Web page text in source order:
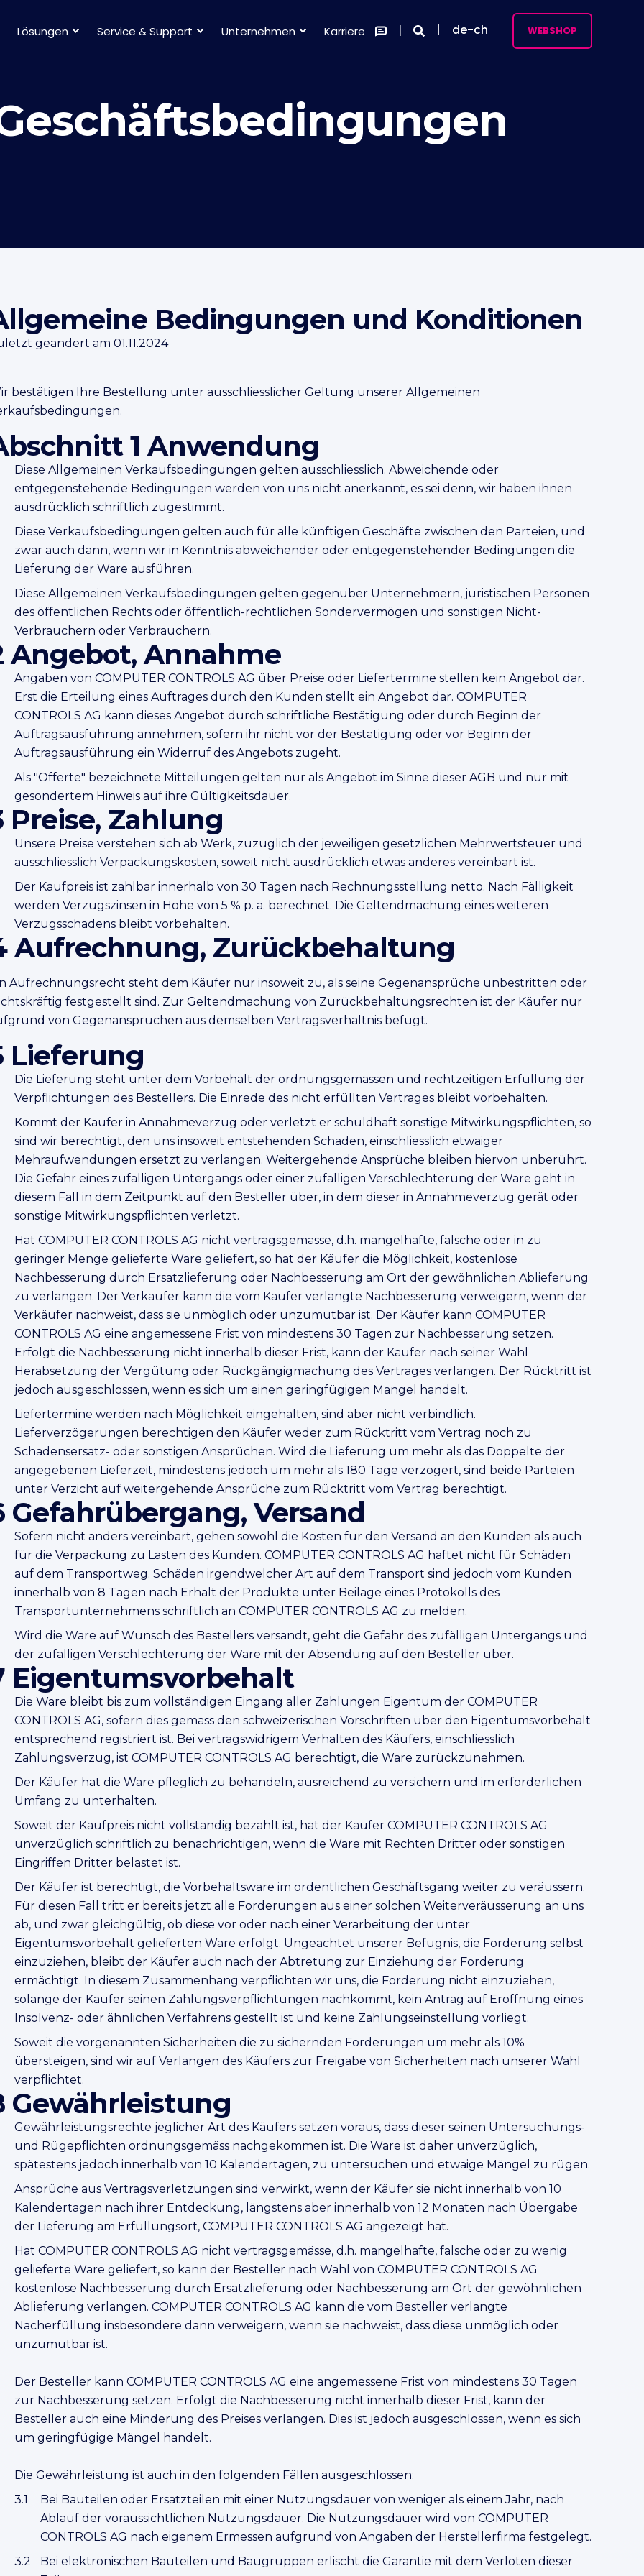
Lösungen Service & Support Unternehmen Karriere de-ch WEBSHOP
Bedingungen und Konditionen
geändert am 01.11.2024
bestätigen Ihre Bestellung unter ausschliesslicher Geltung unserer Allgemeinen
1 Anwendung
Diese Allgemeinen Verkaufsbedingungen gelten ausschliesslich. Abweichende oder
entgegenstehende Bedingungen werden von uns nicht anerkannt, es sei denn, wir haben ihnen
ausdrücklich schriftlich zugestimmt.
Diese Verkaufsbedingungen gelten auch für alle künftigen Geschäfte zwischen den Parteien, und
zwar auch dann, wenn wir in Kenntnis abweichender oder entgegenstehender Bedingungen die
Lieferung der Ware ausführen.
Diese Allgemeinen Verkaufsbedingungen gelten gegenüber Unternehmern, juristischen Personen
des öffentlichen Rechts oder öffentlich-rechtlichen Sondervermögen und sonstigen Nicht-
Verbrauchern oder Verbrauchern.
Angebot, Annahme
Angaben von COMPUTER CONTROLS AG über Preise oder Liefertermine stellen kein Angebot dar.
Erst die Erteilung eines Auftrages durch den Kunden stellt ein Angebot dar. COMPUTER
CONTROLS AG kann dieses Angebot durch schriftliche Bestätigung oder durch Beginn der
Auftragsausführung annehmen, sofern ihr nicht vor der Bestätigung oder vor Beginn der
Auftragsausführung ein Widerruf des Angebots zugeht.
Als "Offerte" bezeichnete Mitteilungen gelten nur als Angebot im Sinne dieser AGB und nur mit
gesondertem Hinweis auf ihre Gültigkeitsdauer.
Preise, Zahlung
Unsere Preise verstehen sich ab Werk, zuzüglich der jeweiligen gesetzlichen Mehrwertsteuer und
ausschliesslich Verpackungskosten, soweit nicht ausdrücklich etwas anderes vereinbart ist.
Der Kaufpreis ist zahlbar innerhalb von 30 Tagen nach Rechnungsstellung netto. Nach Fälligkeit
werden Verzugszinsen in Höhe von 5 % p. a. berechnet. Die Geltendmachung eines weiteren
Verzugsschadens bleibt vorbehalten.
Aufrechnung, Zurückbehaltung
Aufrechnungsrecht steht dem Käufer nur insoweit zu, als seine Gegenansprüche unbestritten oder
festgestellt sind. Zur Geltendmachung von Zurückbehaltungsrechten ist der Käufer nur
von Gegenansprüchen aus demselben Vertragsverhältnis befugt.
Lieferung
Die Lieferung steht unter dem Vorbehalt der ordnungsgemässen und rechtzeitigen Erfüllung der
Verpflichtungen des Bestellers. Die Einrede des nicht erfüllten Vertrages bleibt vorbehalten.
Kommt der Käufer in Annahmeverzug oder verletzt er schuldhaft sonstige Mitwirkungspflichten, so
sind wir berechtigt, den uns insoweit entstehenden Schaden, einschliesslich etwaiger
Mehraufwendungen ersetzt zu verlangen. Weitergehende Ansprüche bleiben hiervon unberührt.
Die Gefahr eines zufälligen Untergangs oder einer zufälligen Verschlechterung der Ware geht in
diesem Fall in dem Zeitpunkt auf den Besteller über, in dem dieser in Annahmeverzug gerät oder
sonstige Mitwirkungspflichten verletzt.
Hat COMPUTER CONTROLS AG nicht vertragsgemässe, d.h. mangelhafte, falsche oder in zu
geringer Menge gelieferte Ware geliefert, so hat der Käufer die Möglichkeit, kostenlose
Nachbesserung durch Ersatzlieferung oder Nachbesserung am Ort der gewöhnlichen Ablieferung
zu verlangen. Der Verkäufer kann die vom Käufer verlangte Nachbesserung verweigern, wenn der
Verkäufer nachweist, dass sie unmöglich oder unzumutbar ist. Der Käufer kann COMPUTER
CONTROLS AG eine angemessene Frist von mindestens 30 Tagen zur Nachbesserung setzen.
Erfolgt die Nachbesserung nicht innerhalb dieser Frist, kann der Käufer nach seiner Wahl
Herabsetzung der Vergütung oder Rückgängigmachung des Vertrages verlangen. Der Rücktritt ist
jedoch ausgeschlossen, wenn es sich um einen geringfügigen Mangel handelt.
Liefertermine werden nach Möglichkeit eingehalten, sind aber nicht verbindlich.
Lieferverzögerungen berechtigen den Käufer weder zum Rücktritt vom Vertrag noch zu
Schadensersatz- oder sonstigen Ansprüchen. Wird die Lieferung um mehr als das Doppelte der
angegebenen Lieferzeit, mindestens jedoch um mehr als 180 Tage verzögert, sind beide Parteien
unter Verzicht auf weitergehende Ansprüche zum Rücktritt vom Vertrag berechtigt.
Gefahrübergang, Versand
Sofern nicht anders vereinbart, gehen sowohl die Kosten für den Versand an den Kunden als auch
für die Verpackung zu Lasten des Kunden. COMPUTER CONTROLS AG haftet nicht für Schäden
auf dem Transportweg. Schäden irgendwelcher Art auf dem Transport sind jedoch vom Kunden
innerhalb von 8 Tagen nach Erhalt der Produkte unter Beilage eines Protokolls des
Transportunternehmens schriftlich an COMPUTER CONTROLS AG zu melden.
Wird die Ware auf Wunsch des Bestellers versandt, geht die Gefahr des zufälligen Untergangs und
der zufälligen Verschlechterung der Ware mit der Absendung auf den Besteller über.
Eigentumsvorbehalt
Die Ware bleibt bis zum vollständigen Eingang aller Zahlungen Eigentum der COMPUTER
CONTROLS AG, sofern dies gemäss den schweizerischen Vorschriften über den Eigentumsvorbehalt
entsprechend registriert ist. Bei vertragswidrigem Verhalten des Käufers, einschliesslich
Zahlungsverzug, ist COMPUTER CONTROLS AG berechtigt, die Ware zurückzunehmen.
Der Käufer hat die Ware pfleglich zu behandeln, ausreichend zu versichern und im erforderlichen
Umfang zu unterhalten.
Soweit der Kaufpreis nicht vollständig bezahlt ist, hat der Käufer COMPUTER CONTROLS AG
unverzüglich schriftlich zu benachrichtigen, wenn die Ware mit Rechten Dritter oder sonstigen
Eingriffen Dritter belastet ist.
Der Käufer ist berechtigt, die Vorbehaltsware im ordentlichen Geschäftsgang weiter zu veräussern.
Für diesen Fall tritt er bereits jetzt alle Forderungen aus einer solchen Weiterveräusserung an uns
ab, und zwar gleichgültig, ob diese vor oder nach einer Verarbeitung der unter
Eigentumsvorbehalt gelieferten Ware erfolgt. Ungeachtet unserer Befugnis, die Forderung selbst
einzuziehen, bleibt der Käufer auch nach der Abtretung zur Einziehung der Forderung
ermächtigt. In diesem Zusammenhang verpflichten wir uns, die Forderung nicht einzuziehen,
solange der Käufer seinen Zahlungsverpflichtungen nachkommt, kein Antrag auf Eröffnung eines
Insolvenz- oder ähnlichen Verfahrens gestellt ist und keine Zahlungseinstellung vorliegt.
Soweit die vorgenannten Sicherheiten die zu sichernden Forderungen um mehr als 10%
übersteigen, sind wir auf Verlangen des Käufers zur Freigabe von Sicherheiten nach unserer Wahl
verpflichtet.
Gewährleistung
Gewährleistungsrechte jeglicher Art des Käufers setzen voraus, dass dieser seinen Untersuchungs-
und Rügepflichten ordnungsgemäss nachgekommen ist. Die Ware ist daher unverzüglich,
spätestens jedoch innerhalb von 10 Kalendertagen, zu untersuchen und etwaige Mängel zu rügen.
Ansprüche aus Vertragsverletzungen sind verwirkt, wenn der Käufer sie nicht innerhalb von 10
Kalendertagen nach ihrer Entdeckung, längstens aber innerhalb von 12 Monaten nach Übergabe
der Lieferung am Erfüllungsort, COMPUTER CONTROLS AG angezeigt hat.
Hat COMPUTER CONTROLS AG nicht vertragsgemässe, d.h. mangelhafte, falsche oder zu wenig
gelieferte Ware geliefert, so kann der Besteller nach Wahl von COMPUTER CONTROLS AG
kostenlose Nachbesserung durch Ersatzlieferung oder Nachbesserung am Ort der gewöhnlichen
Ablieferung verlangen. COMPUTER CONTROLS AG kann die vom Besteller verlangte
Nacherfüllung insbesondere dann verweigern, wenn sie nachweist, dass diese unmöglich oder
unzumutbar ist.
Der Besteller kann COMPUTER CONTROLS AG eine angemessene Frist von mindestens 30 Tagen
zur Nachbesserung setzen. Erfolgt die Nachbesserung nicht innerhalb dieser Frist, kann der
Besteller auch eine Minderung des Preises verlangen. Dies ist jedoch ausgeschlossen, wenn es sich
um geringfügige Mängel handelt.
Die Gewährleistung ist auch in den folgenden Fällen ausgeschlossen:
Bei Bauteilen oder Ersatzteilen mit einer Nutzungsdauer von weniger als einem Jahr, nach
Ablauf der voraussichtlichen Nutzungsdauer. Die Nutzungsdauer wird von COMPUTER
CONTROLS AG nach eigenem Ermessen aufgrund von Angaben der Herstellerfirma festgelegt.
Bei elektronischen Bauteilen und Baugruppen erlischt die Garantie mit dem Verlöten dieser